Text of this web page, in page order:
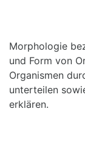
Morphologie
und Form von
Organismen
unterteilen
erklären.